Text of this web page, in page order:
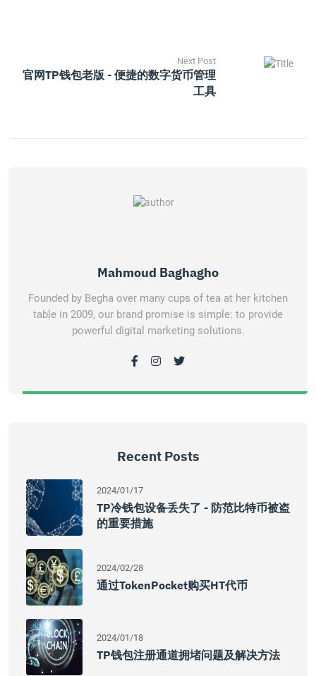
Next Post
官网TP钱包老版 - 便捷的数字货币管理
工具
Mahmoud Baghagho
Founded by Begha over many cups of tea at her kitchen
table in 2009, our brand promise is simple: to provide
powerful digital marketing solutions.
Recent Posts
2024/01/17
TP冷钱包设备丢失了 - 防范比特币被盗
的重要措施
2024/02/28
通过TokenPocket购买HT代币
2024/01/18
TP钱包注册通道拥堵问题及解决方法